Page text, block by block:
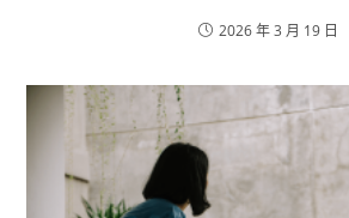
2026 年 3 月 19 日